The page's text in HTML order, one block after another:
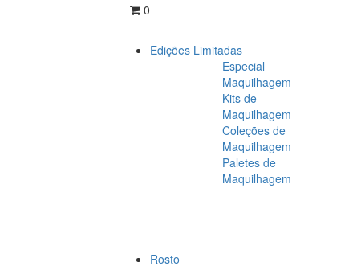
0
Edições Limitadas
Especial
Maquilhagem
Kits de
Maquilhagem
Coleções de
Maquilhagem
Paletes de
Maquilhagem
Rosto